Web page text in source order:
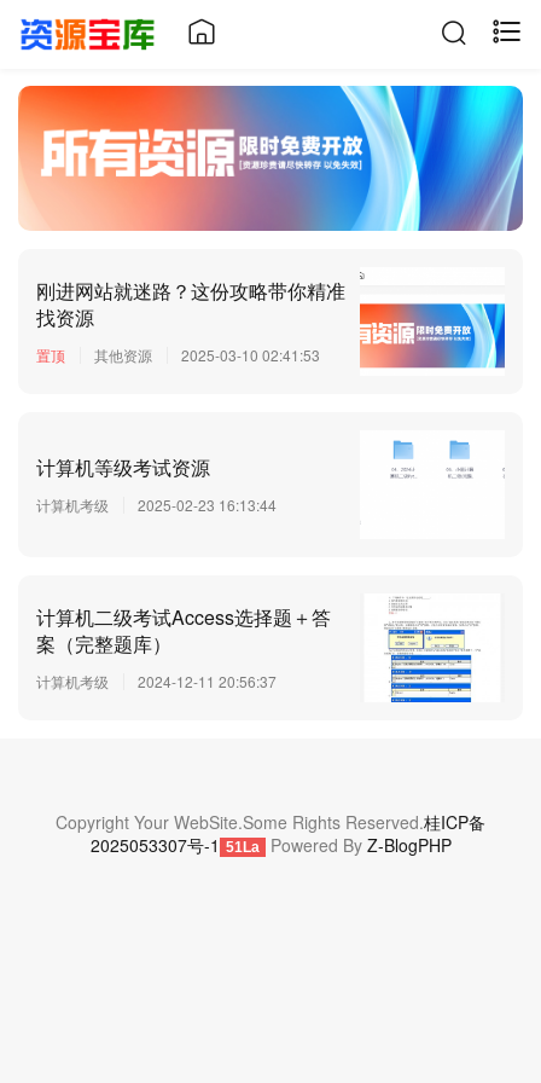
刚进网站就迷路？这份攻略带你精准
找资源
置顶 其他资源 2025-03-10 02:41:53
计算机等级考试资源
计算机考级 2025-02-23 16:13:44
计算机二级考试Access选择题＋答
案（完整题库）
计算机考级 2024-12-11 20:56:37
Copyright Your WebSite.Some Rights Reserved.桂ICP备
2025053307号-1 51La Powered By Z-BlogPHP